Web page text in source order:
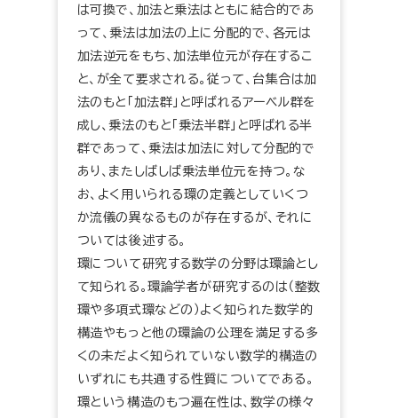
は可換で、加法と乗法はともに結合的であ
って、乗法は加法の上に分配的で、各元は
加法逆元をもち、加法単位元が存在するこ
と、が全て要求される。従って、台集合は加
法のもと「加法群」と呼ばれるアーベル群を
成し、乗法のもと「乗法半群」と呼ばれる半
群であって、乗法は加法に対して分配的で
あり、またしばしば乗法単位元を持つ。な
お、よく用いられる環の定義としていくつ
か流儀の異なるものが存在するが、それに
ついては後述する。
環について研究する数学の分野は環論とし
て知られる。環論学者が研究するのは（整数
環や多項式環などの）よく知られた数学的
構造やもっと他の環論の公理を満足する多
くの未だよく知られていない数学的構造の
いずれにも共通する性質についてである。
環という構造のもつ遍在性は、数学の様々